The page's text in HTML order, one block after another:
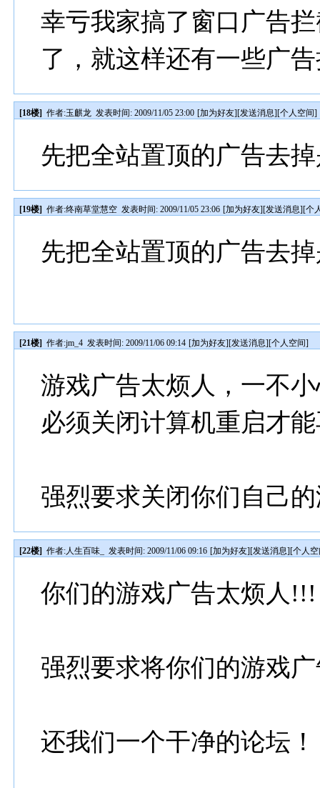
幸亏我家搞了窗口广告
了，就这样还有一些广
[18楼] 作者:玉麒龙 发表时间: 2009/11/05 23:00 [加为好友][发送消息][个人空间]
先把全站置顶的广告去
[19楼] 作者:终南草堂慧空 发表时间: 2009/11/05 23:06 [加为好友][发送消息][个
先把全站置顶的广告去
[21楼] 作者:jm_4 发表时间: 2009/11/06 09:14 [加为好友][发送消息][个人空间]
游戏广告太烦人，一不
必须关闭计算机重启才
强烈要求关闭你们自己
[22楼] 作者:人生百味_ 发表时间: 2009/11/06 09:16 [加为好友][发送消息][个人
你们的游戏广告太烦人!!!
强烈要求将你们的游戏
还我们一个干净的论坛